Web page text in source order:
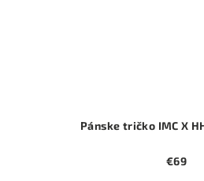
Pánske tričko IMC X
€69